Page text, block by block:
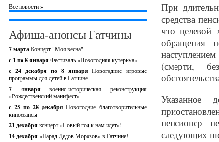
Все новости »
Афиша-анонсы Гатчины
7 мартаКонцерт "Моя весна"
с 1 по 8 января Фестиваль «Новогодняя кутерьма»
с 24 декабря по 8 январяНовогодние игровые
программы для детей в Гатчине
7 январявоенно-историческая реконструкция
«Рождественский манифест»
c 25 по 28 декабряНовогодние благотворительные
киносеансы
21 декабря концерт «Новый год к нам идет»!
14 декабря «Парад Дедов Морозов» в Гатчине!
При
средства
что целевой
обращения
(смерти,
Указанное
пенсионер
следующих